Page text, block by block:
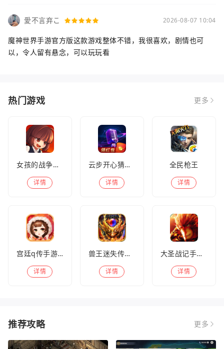
愛不言弃こ 2026-08-07 10:04
魔神世界手游官方版这款游戏整体不错，我很喜欢，剧情也可
以，令人留有悬念，可以玩玩看
热门游戏 更多
女孩的战争手机版(暂未上线)
详情
云步开心猜歌名
详情
全民枪王
详情
宫廷q传手游百度版
详情
兽王迷失传奇高爆版
详情
大圣战记手游官方版
详情
推荐攻略 更多